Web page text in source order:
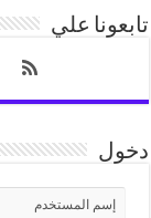
تابعونا علي
دخول